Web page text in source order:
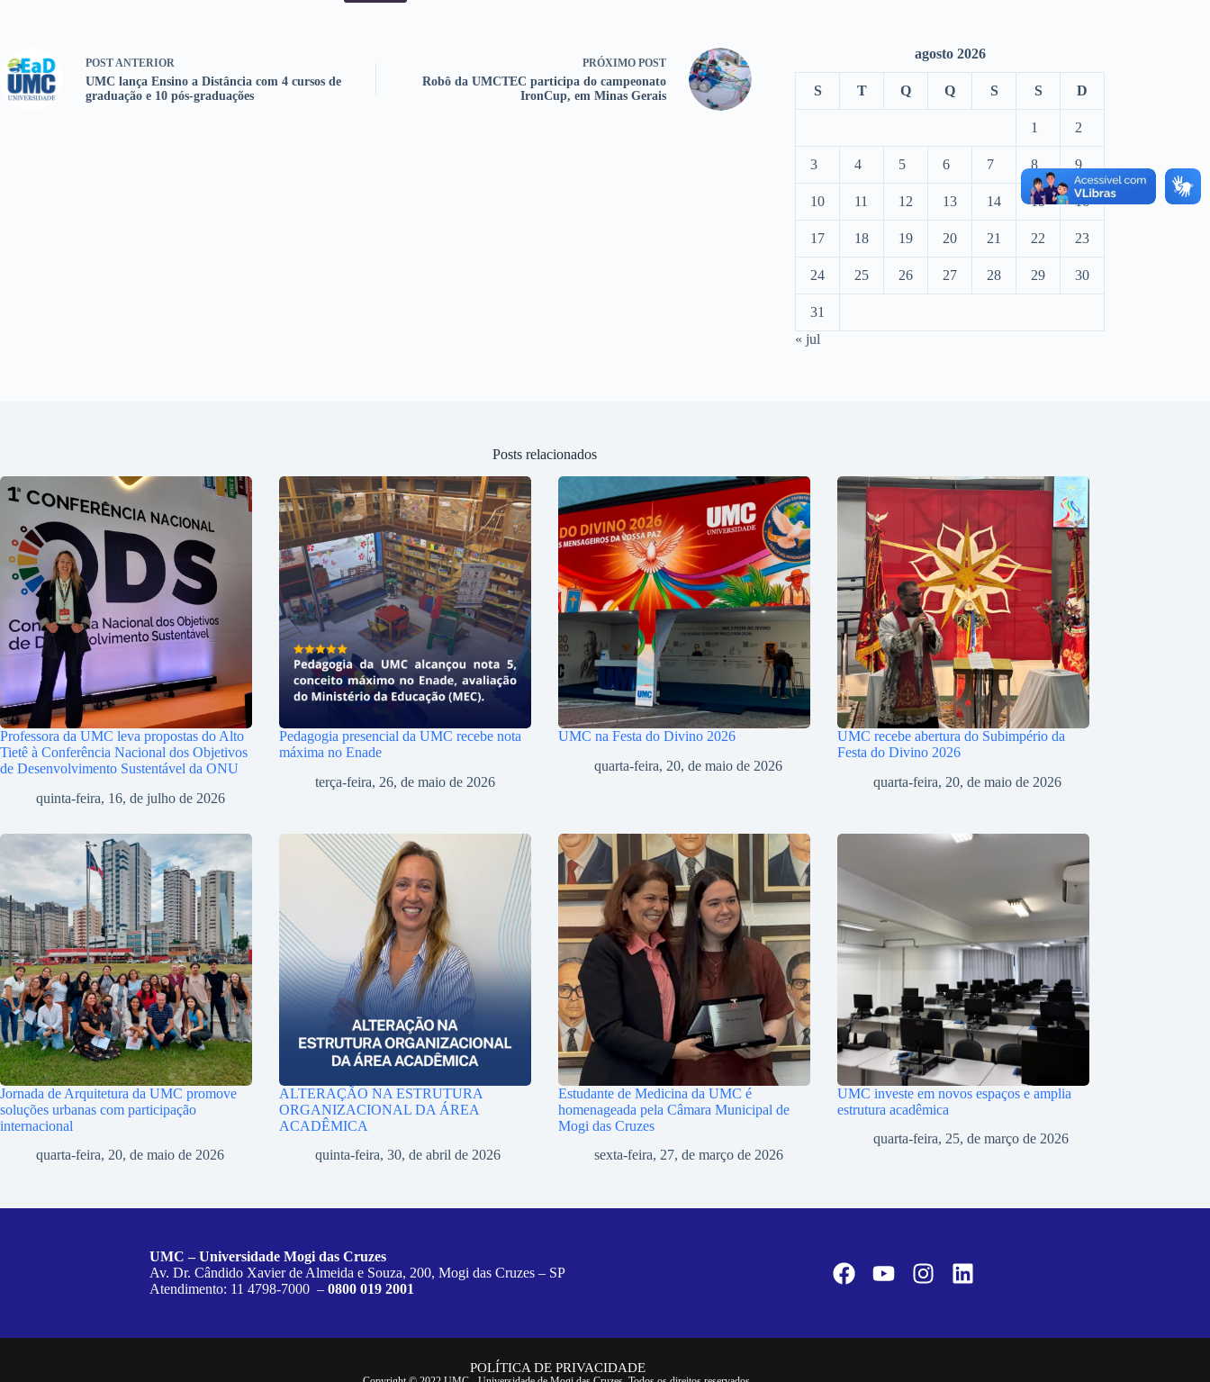
POSTANTERIOR
UMC lança Ensino a Distância com 4 cursos de
graduação e 10 pós-graduações
PRÓXIMO POST
Robô da UMCTEC participa do campeonato
IronCup, em Minas Gerais
agosto 2026
S T Q Q S S D
1 2
3 4 5 6 7 8 9
10 11 12 13 14 15 16
17 18 19 20 21 22 23
24 25 26 27 28 29 30
31
« jul
Posts relacionados
Professora da UMC leva propostas do Alto
Tietê à Conferência Nacional dos Objetivos
de Desenvolvimento Sustentável da ONU
quinta-feira, 16, de julho de 2026
Pedagogia presencial da UMC recebe nota
máxima no Enade
terça-feira, 26, de maio de 2026
UMC na Festa do Divino 2026
quarta-feira, 20, de maio de 2026
UMC recebe abertura do Subimpério da
Festa do Divino 2026
quarta-feira, 20, de maio de 2026
Jornada de Arquitetura da UMC promove
soluções urbanas com participação
internacional
quarta-feira, 20, de maio de 2026
ALTERAÇÃO NA ESTRUTURA
ORGANIZACIONAL DA ÁREA
ACADÊMICA
quinta-feira, 30, de abril de 2026
Estudante de Medicina da UMC é
homenageada pela Câmara Municipal de
Mogi das Cruzes
sexta-feira, 27, de março de 2026
UMC investe em novos espaços e amplia
estrutura acadêmica
quarta-feira, 25, de março de 2026
UMC – Universidade Mogi das Cruzes
Av. Dr. Cândido Xavier de Almeida e Souza, 200, Mogi das Cruzes – SP
Atendimento: 11 4798-7000 –0800 019 2001
POLÍTICA DE PRIVACIDADE